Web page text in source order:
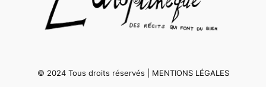
© 2024 Tous droits réservés | MENTIONS LÉGALES